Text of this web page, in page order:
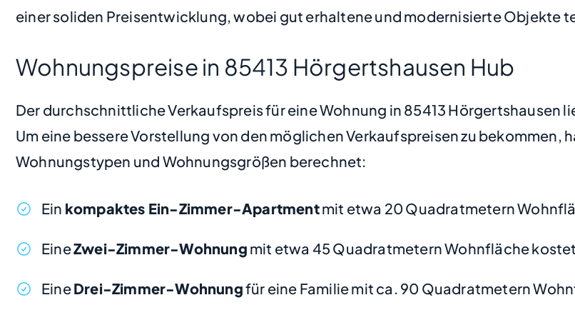
einer soliden Preisentwicklung, wobei gut erhaltene und modernisierte Objekte
Wohnungspreise in 85413 Hörgertshausen Hub
Der durchschnittliche Verkaufspreis für eine Wohnung in 85413 Hörgertshausen
Um eine bessere Vorstellung von den möglichen Verkaufspreisen zu
Wohnungstypen und Wohnungsgrößen berechnet:
Ein kompaktes Ein-Zimmer-Apartmentmit etwa 20 Quadratmetern
EineZwei-Zimmer-Wohnung mit etwa 45 Quadratmetern Wohnfläche kostet
EineDrei-Zimmer-Wohnungfür eine Familie mit ca. 90 Quadratmetern